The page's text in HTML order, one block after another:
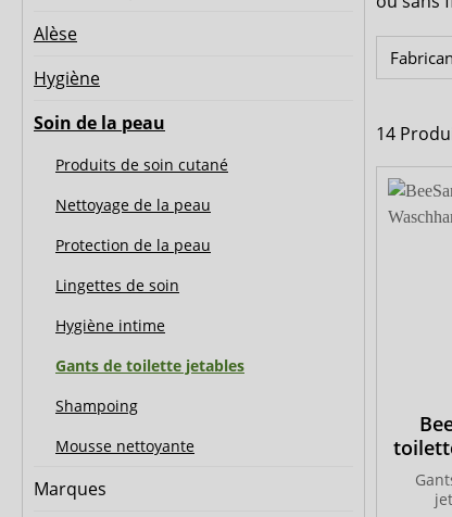
MedLogics Medi-
Alèse
Hygiène
Soin de la peau
Produits de soin cutané
Nettoyage de la peau
Protection de la peau
Lingettes de soin
Hygiène intime
Gants de toilette jetables
Shampoing
Mousse nettoyante
Marques
14